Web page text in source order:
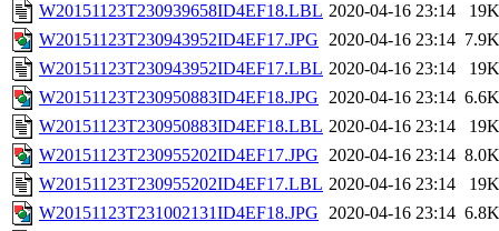
W20151123T230939658ID4EF18.LBL 2020-04-16 23:14
19K
W20151123T230943952ID4EF17.JPG 2020-04-16 23:14 7.9K
W20151123T230943952ID4EF17.LBL 2020-04-16 23:14
19K
W20151123T230950883ID4EF18.JPG 2020-04-16 23:14 6.6K
W20151123T230950883ID4EF18.LBL 2020-04-16 23:14
19K
W20151123T230955202ID4EF17.JPG 2020-04-16 23:14 8.0K
W20151123T230955202ID4EF17.LBL 2020-04-16 23:14
19K
W20151123T231002131ID4EF18.JPG 2020-04-16 23:14 6.8K